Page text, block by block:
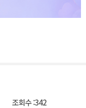
조회수 :342